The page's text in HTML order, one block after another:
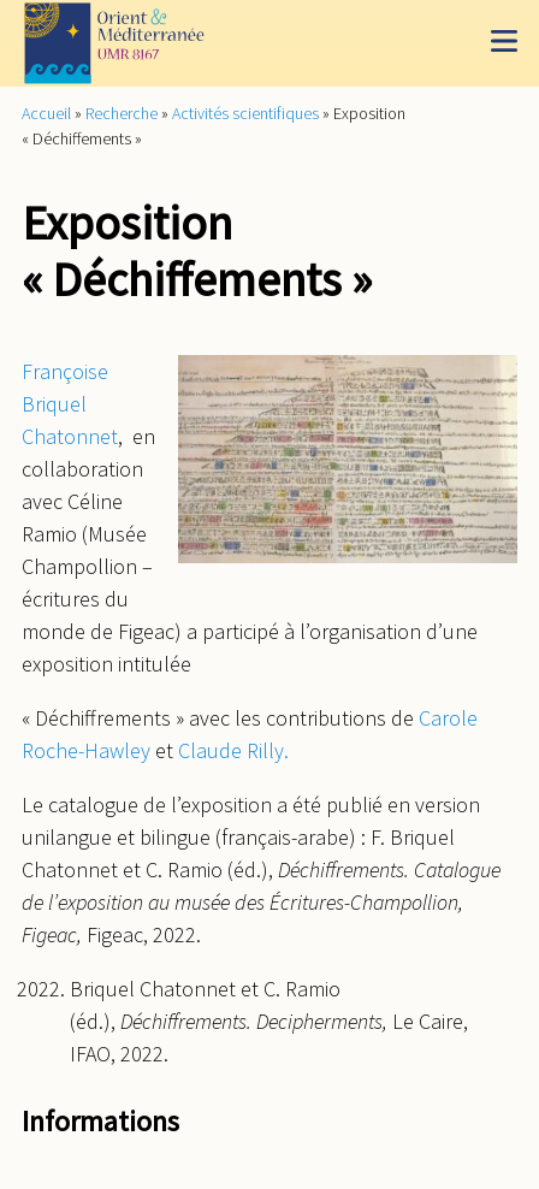
Accueil » Recherche » Activités scientifiques » Exposition
« Déchiffements »
Exposition
« Déchiffements »
Françoise
Briquel
Chatonnet, en
collaboration
avec Céline
Ramio (Musée
Champollion –
écritures du
monde de Figeac) a participé à l’organisation d’une
exposition intitulée
« Déchiffrements » avec les contributions de Carole
Roche-Hawley et Claude Rilly.
Le catalogue de l’exposition a été publié en version
unilangue et bilingue (français-arabe) : F. Briquel
Chatonnet et C. Ramio (éd.), Déchiffrements. Catalogue
de l’exposition au musée des Écritures-Champollion,
Figeac, Figeac, 2022.
Briquel Chatonnet et C. Ramio
(éd.), Déchiffrements. Decipherments, Le Caire,
IFAO, 2022.
Informations